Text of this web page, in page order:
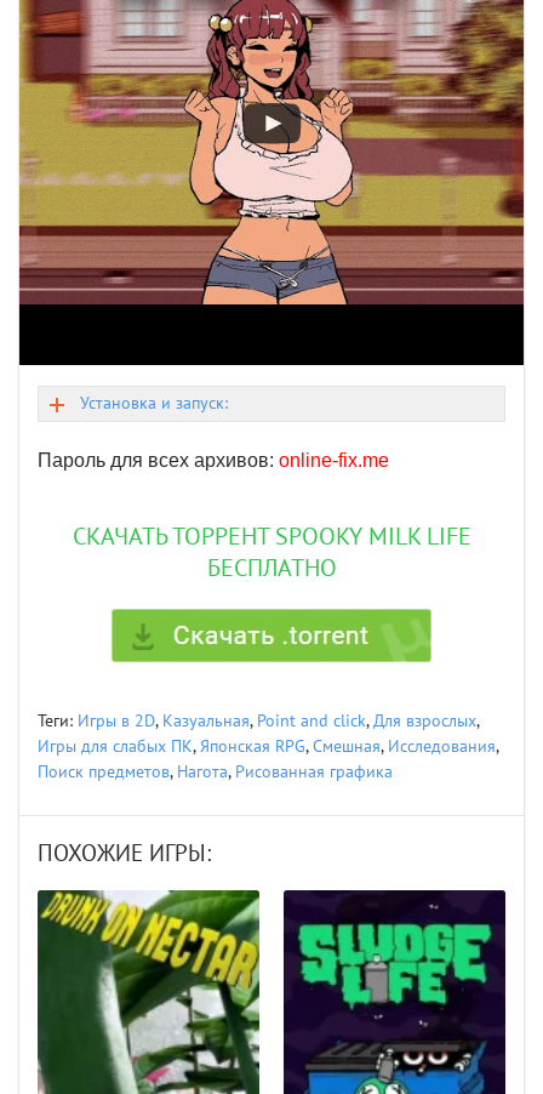
Установка и запуск:
Пароль для всех архивов: online-fix.me
СКАЧАТЬ ТОРРЕНТ SPOOKY MILK LIFE
БЕСПЛАТНО
Теги: Игры в 2D, Казуальная, Point and click,Для взрослых,
Игры для слабых ПК,Японская RPG,Смешная, Исследования,
Поиск предметов, Нагота, Рисованная графика
ПОХОЖИЕ ИГРЫ: